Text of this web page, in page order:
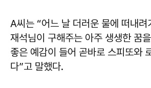
A씨는 “어느 날 더러운 물에 떠내려
재석님이 구해주는 아주 생생한 꿈
좋은 예감이 들어 곧바로 스피또와
다”고 말했다.